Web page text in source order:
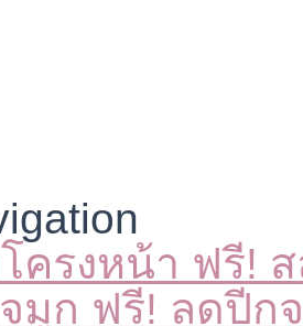
ครงหน้า ฟรี!
มูก ฟรี! ลดปีก